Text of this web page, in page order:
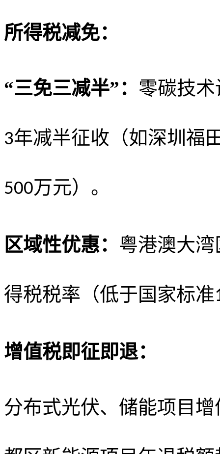
所得税减免：
“三免三减半”： 零碳技
3年减半征收（如深圳福
500万元）。
区域性优惠： 粤港澳大
得税税率（低于国家标准
增值税即征即退：
分布式光伏、储能项目